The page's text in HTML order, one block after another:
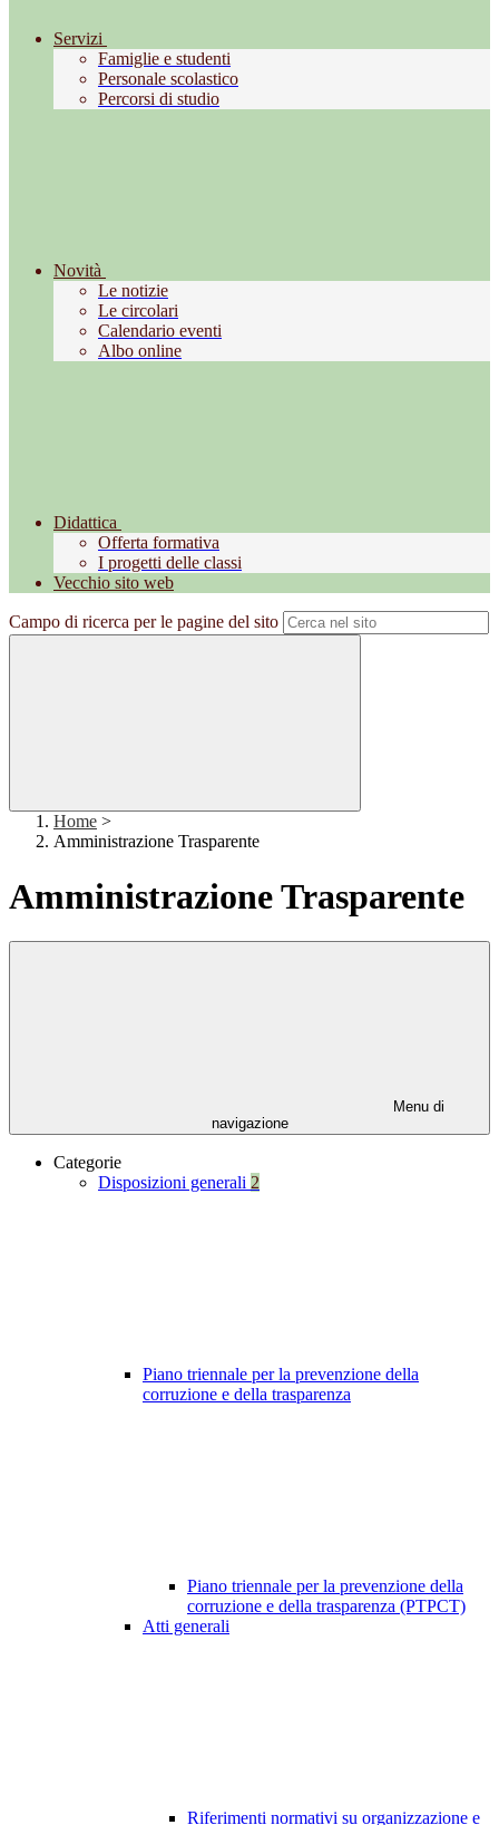
Servizi
Famiglie e studenti
Personale scolastico
Percorsi di studio
Novità
Le notizie
Le circolari
Calendario eventi
Albo online
Didattica
Offerta formativa
I progetti delle classi
Vecchio sito web
Campo di ricerca per le pagine del sito
Home >
Amministrazione Trasparente
Amministrazione Trasparente
Menu di
navigazione
Categorie
Disposizioni generali 2
Piano triennale per la prevenzione della
corruzione e della trasparenza
Piano triennale per la prevenzione della
corruzione e della trasparenza (PTPCT)
Atti generali
Riferimenti normativi su organizzazione e